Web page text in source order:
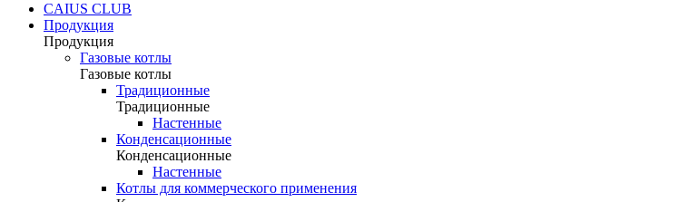
CAIUS CLUB
Продукция
Продукция
Газовые котлы
Газовые котлы
Традиционные
Традиционные
Настенные
Конденсационные
Конденсационные
Настенные
Котлы для коммерческого применения